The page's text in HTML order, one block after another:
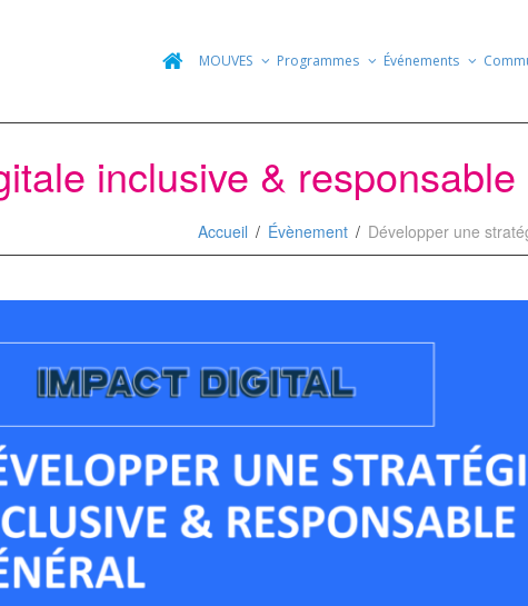
MOUVES Programmes Événements
inclusive & responsable
Accueil Évènement Développer une